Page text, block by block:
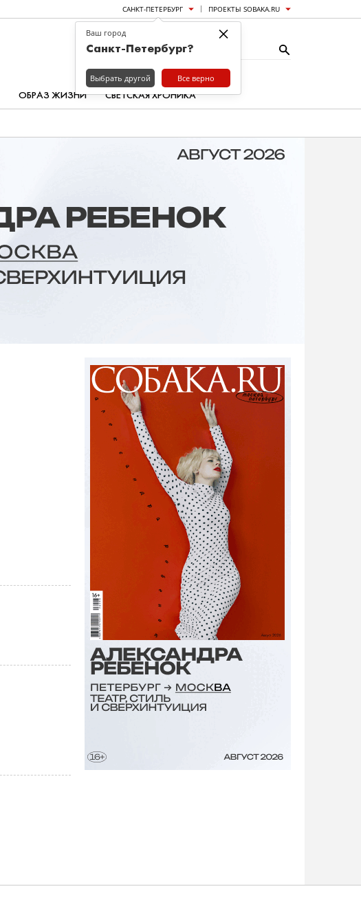
САНКТ-ПЕТЕРБУРГ ПРОЕКТЫ SOBAKA.RU
ОБРАЗ ЖИЗНИ СВЕТСКАЯ ХРОНИКА
×
Ваш город
Санкт-Петербург?
Выбрать другой Все верно